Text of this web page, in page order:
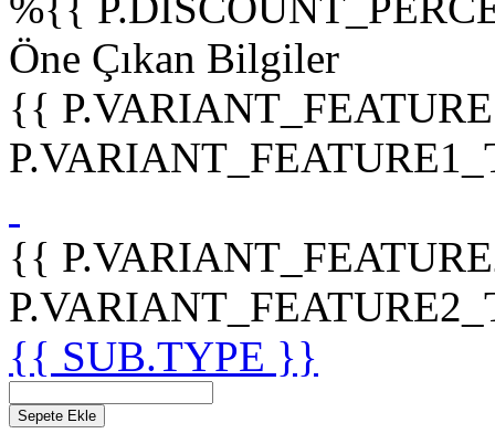
Öne Çıkan Bilgiler
{{
{{
{{ SUB.TYPE }}
Sepete Ekle